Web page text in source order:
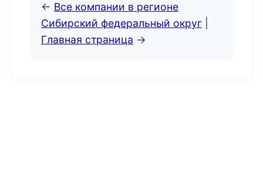
← Все компании в регионе
Сибирский федеральный округ
Главная страница →